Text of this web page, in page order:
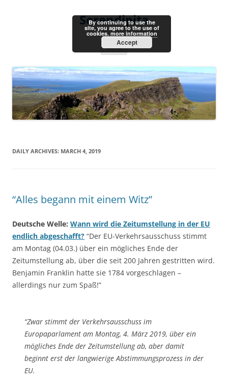
Serendipita
Menu
DAILY ARCHIVES: MARCH 4, 2019
“Alles begann mit einem Witz”
Deutsche Welle: Wann wird die Zeitumstellung in der EU
endlich abgeschafft? “Der EU-Verkehrsausschuss stimmt
am Montag (04.03.) über ein mögliches Ende der
Zeitumstellung ab, über die seit 200 Jahren gestritten wird.
Benjamin Franklin hatte sie 1784 vorgeschlagen –
allerdings nur zum Spaß!”
“Zwar stimmt der Verkehrsausschuss im
Europaparlament am Montag, 4. März 2019, über ein
mögliches Ende der Zeitumstellung ab, aber damit
beginnt erst der langwierige Abstimmungsprozess in der
EU.
By continuing to use the
site, you agree to the use of
cookies. more information
Accept